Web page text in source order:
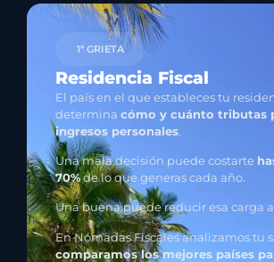
1ª GRIETA
Residencia Fiscal
El país en el que estableces tu
determina cómo y cuánto tributas
ingresos personales.
Una mala decisión puede costarte
70%de lo que generas cada año.
Una buena puede reducir esa carga
En Nómadas Fiscales analizamos tu
comparamos los mejores países